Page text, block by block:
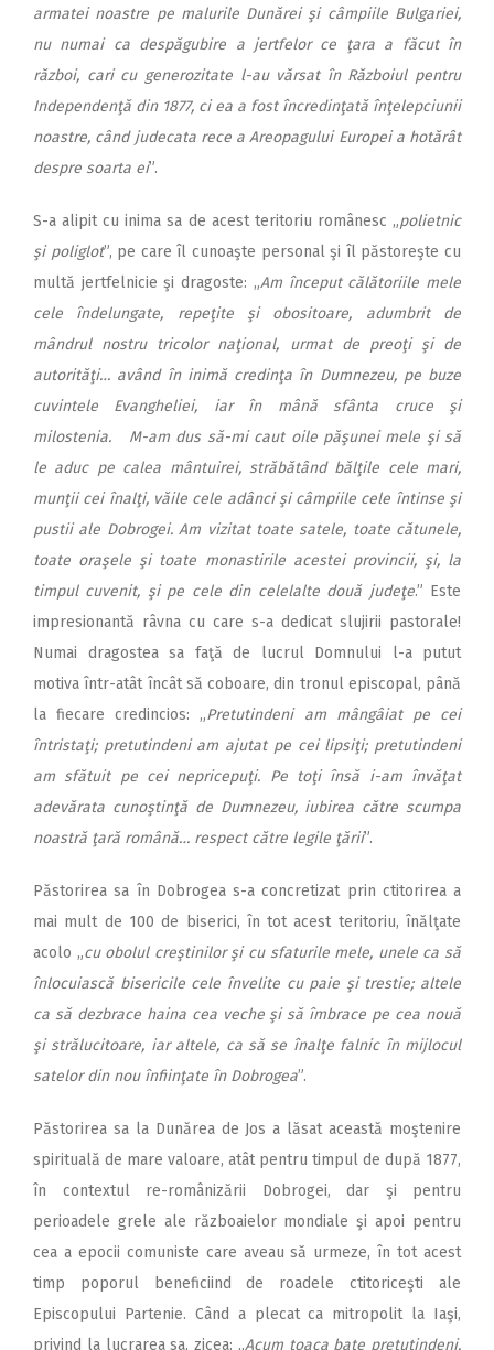
armatei noastre pe malurile Dunărei şi câmpiile Bulgariei,
nu numai ca despăgubire a jertfelor ce ţara a făcut în
război, cari cu generozitate l-au vărsat în Războiul pentru
Independenţă din 1877, ci ea a fost încredinţată înţelepciunii
noastre, când judecata rece a Areopagului Europei a hotărât
despre soarta ei”.
S-a alipit cu inima sa de acest teritoriu românesc „polietnic
şi poliglot”, pe care îl cunoaşte personal şi îl păstoreşte cu
multă jertfelnicie şi dragoste: „Am început călătoriile mele
cele îndelungate, repeţite şi obositoare, adumbrit de
mândrul nostru tricolor naţional, urmat de preoţi şi de
autorităţi… având în inimă credinţa în Dumnezeu, pe buze
cuvintele Evangheliei, iar în mână sfânta cruce şi
milostenia. M-am dus să-mi caut oile păşunei mele şi să
le aduc pe calea mântuirei, străbătând bălţile cele mari,
munţii cei înalţi, văile cele adânci şi câmpiile cele întinse şi
pustii ale Dobrogei. Am vizitat toate satele, toate cătunele,
toate oraşele şi toate monastirile acestei provincii, şi, la
timpul cuvenit, şi pe cele din celelalte două judeţe.” Este
impresionantă râvna cu care s-a dedicat slujirii pastorale!
Numai dragostea sa faţă de lucrul Domnului l-a putut
motiva într-atât încât să coboare, din tronul episcopal, până
la fiecare credincios: „Pretutindeni am mângâiat pe cei
întristaţi; pretutindeni am ajutat pe cei lipsiţi; pretutindeni
am sfătuit pe cei nepricepuţi. Pe toţi însă i-am învăţat
adevărata cunoştinţă de Dumnezeu, iubirea către scumpa
noastră ţară română… respect către legile ţării”.
Păstorirea sa în Dobrogea s-a concretizat prin ctitorirea a
mai mult de 100 de biserici, în tot acest teritoriu, înălţate
acolo „cu obolul creştinilor şi cu sfaturile mele, unele ca să
înlocuiască bisericile cele învelite cu paie şi trestie; altele
ca să dezbrace haina cea veche şi să îmbrace pe cea nouă
şi strălucitoare, iar altele, ca să se înalţe falnic în mijlocul
satelor din nou înfiinţate în Dobrogea”.
Păstorirea sa la Dunărea de Jos a lăsat această moştenire
spirituală de mare valoare, atât pentru timpul de după 1877,
în contextul re-românizării Dobrogei, dar şi pentru
perioadele grele ale războaielor mondiale şi apoi pentru
cea a epocii comuniste care aveau să urmeze, în tot acest
timp poporul beneficiind de roadele ctitoriceşti ale
Episcopului Partenie. Când a plecat ca mitropolit la Iaşi,
privind la lucrarea sa, zicea: „Acum toaca bate pretutindeni,